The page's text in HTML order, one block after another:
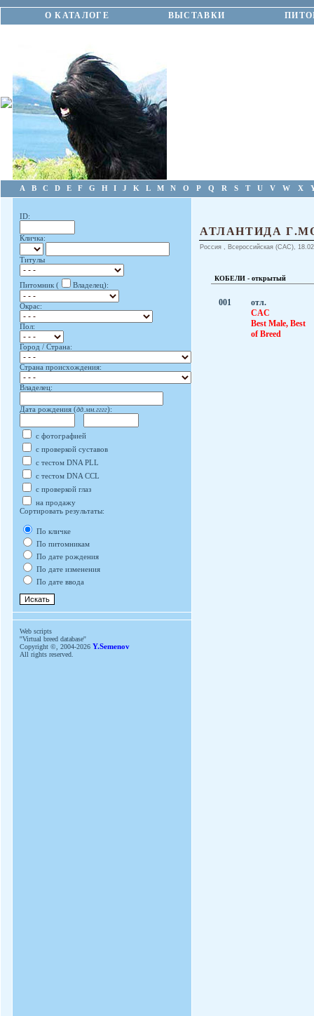
О КАТАЛОГЕ ВЫСТАВКИ
A B C D E F G H I J K L M N O P Q R S T U V W X
ID:
Кличка:
Титулы
Питомник ( Владелец):
Окрас:
Пол:
Город / Страна:
Страна происхождения:
Владелец:
Дата рождения (дд.мм.гггг):
с фотографией
с проверкой суставов
с тестом DNA PLL
с тестом DNA CCL
с проверкой глаз
на продажу
Сортировать результаты:
По кличке
По питомникам
По дате рождения
По дате изменения
По дате ввода
Web scripts
''Virtual breed database''
Copyright ©, 2004-2026 Y.Semenov
All rights reserved.
АТЛАНТИДА
Россия , Всероссийская (CAC),
КОБЕЛИ - открытый
001
отл.
CAC
Best Male, Best
of Breed